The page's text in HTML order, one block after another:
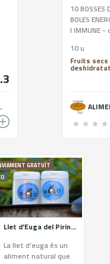
10 BOSSES
BOLES
I IMMUNE -
VARIETATS:
CACAU-
REMOLATXA
10 u
Fruits secs
GRATUÏT
Llet d'Euga del Pirineu
La llet d’euga és un
aliment natural que